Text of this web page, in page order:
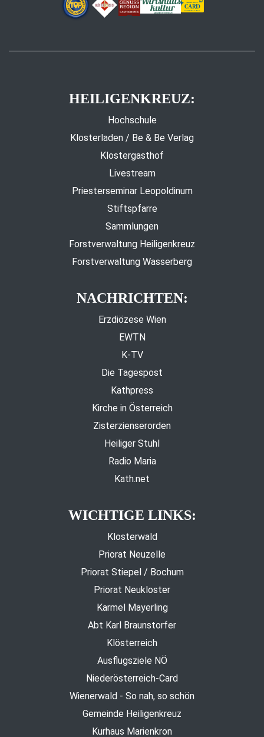
HEILIGENKREUZ:
Hochschule
Klosterladen / Be & Be Verlag
Klostergasthof
Livestream
Priesterseminar Leopoldinum
Stiftspfarre
Sammlungen
Forstverwaltung Heiligenkreuz
Forstverwaltung Wasserberg
NACHRICHTEN:
Erzdiözese Wien
EWTN
K-TV
Die Tagespost
Kathpress
Kirche in Österreich
Zisterzienserorden
Heiliger Stuhl
Radio Maria
Kath.net
WICHTIGE LINKS:
Klosterwald
Priorat Neuzelle
Priorat Stiepel / Bochum
Priorat Neukloster
Karmel Mayerling
Abt Karl Braunstorfer
Klösterreich
Ausflugsziele NÖ
Niederösterreich-Card
Wienerwald - So nah, so schön
Gemeinde Heiligenkreuz
Kurhaus Marienkron